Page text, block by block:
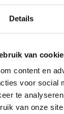
Details
van
content en
voor social
te
van onze